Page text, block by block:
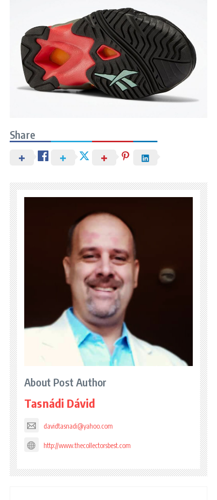
Share
About Post Author
Tasnádi Dávid
davidtasnadi@yahoo.com
http://www.thecollectorsbest.com